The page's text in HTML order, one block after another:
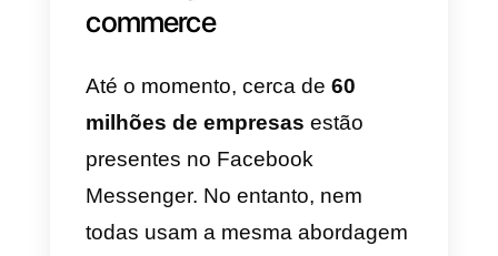
canal de vendas e como você
cliente, mas também como uma
ferramenta degeração de leads
para possibilitar novas vendas.